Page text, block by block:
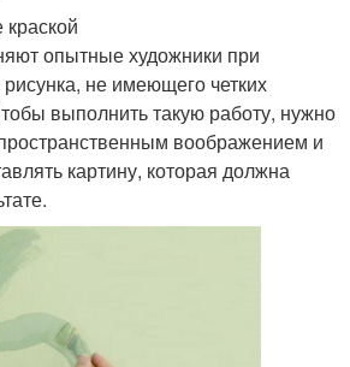
опытные художники при
не имеющего четких
выполнить такую работу, нужно
воображением и
картину, которая должна